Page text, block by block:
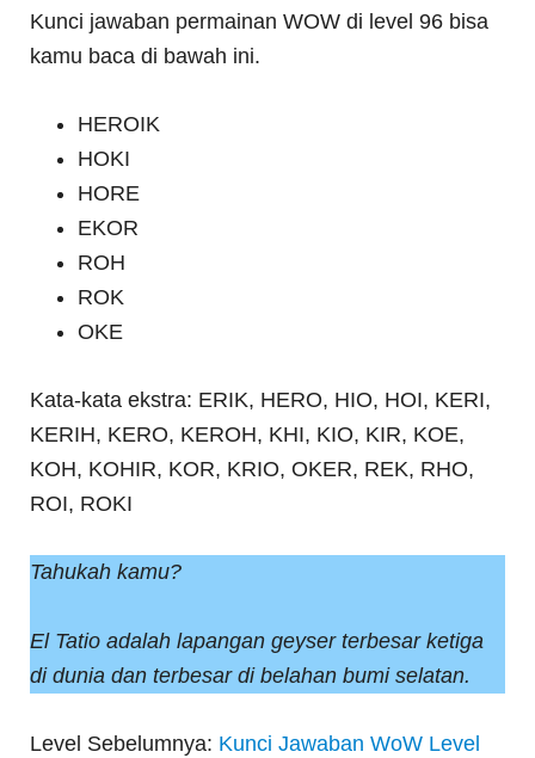
Kunci jawaban permainan WOW di level 96 bisa
kamu baca di bawah ini.
HEROIK
HOKI
HORE
EKOR
ROH
ROK
OKE
Kata-kata ekstra: ERIK, HERO, HIO, HOI, KERI,
KERIH, KERO, KEROH, KHI, KIO, KIR, KOE,
KOH, KOHIR, KOR, KRIO, OKER, REK, RHO,
ROI, ROKI
Tahukah kamu?
El Tatio adalah lapangan geyser terbesar ketiga
di dunia dan terbesar di belahan bumi selatan.
Level Sebelumnya: Kunci Jawaban WoW Level